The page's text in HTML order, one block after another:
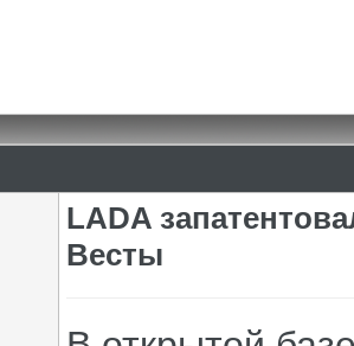
LADA
Весты